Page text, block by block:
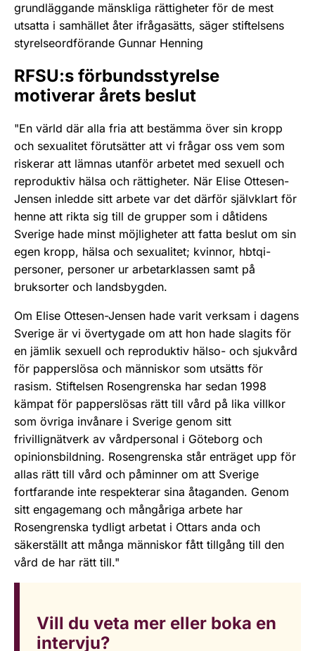
grundläggande mänskliga rättigheter för de mest
utsatta i samhället åter ifrågasätts, säger stiftelsens
styrelseordförande Gunnar Henning
RFSU:s förbundsstyrelse
motiverar årets beslut
"En värld där alla fria att bestämma över sin kropp
och sexualitet förutsätter att vi frågar oss vem som
riskerar att lämnas utanför arbetet med sexuell och
reproduktiv hälsa och rättigheter. När Elise Ottesen-
Jensen inledde sitt arbete var det därför självklart för
henne att rikta sig till de grupper som i dåtidens
Sverige hade minst möjligheter att fatta beslut om sin
egen kropp, hälsa och sexualitet; kvinnor, hbtqi-
personer, personer ur arbetarklassen samt på
bruksorter och landsbygden.
Om Elise Ottesen-Jensen hade varit verksam i dagens
Sverige är vi övertygade om att hon hade slagits för
en jämlik sexuell och reproduktiv hälso- och sjukvård
för papperslösa och människor som utsätts för
rasism. Stiftelsen Rosengrenska har sedan 1998
kämpat för papperslösas rätt till vård på lika villkor
som övriga invånare i Sverige genom sitt
frivillignätverk av vårdpersonal i Göteborg och
opinionsbildning. Rosengrenska står enträget upp för
allas rätt till vård och påminner om att Sverige
fortfarande inte respekterar sina åtaganden. Genom
sitt engagemang och mångåriga arbete har
Rosengrenska tydligt arbetat i Ottars anda och
säkerställt att många människor fått tillgång till den
vård de har rätt till."
Vill du veta mer eller boka en
intervju?